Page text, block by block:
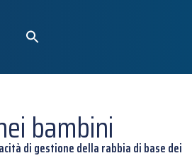
bambini
di gestione della rabbia di base dei